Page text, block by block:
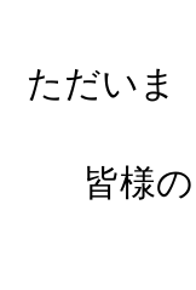
ただいま
皆様